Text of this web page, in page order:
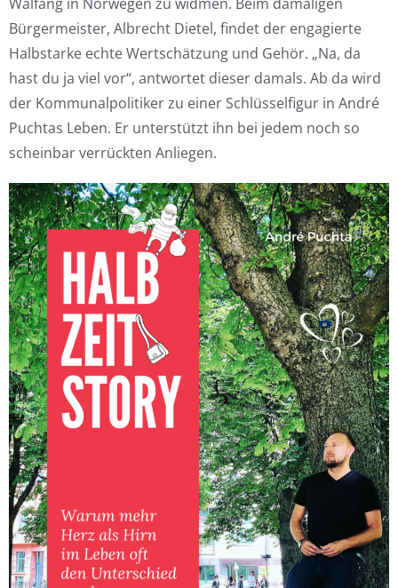
Bürgermeister, Albrecht Dietel, findet der engagierte
Halbstarke echte Wertschätzung und Gehör. „Na, da
hast du ja viel vor“, antwortet dieser damals. Ab da wird
der Kommunalpolitiker zu einer Schlüsselfigur in André
Puchtas Leben. Er unterstützt ihn bei jedem noch so
scheinbar verrückten Anliegen.